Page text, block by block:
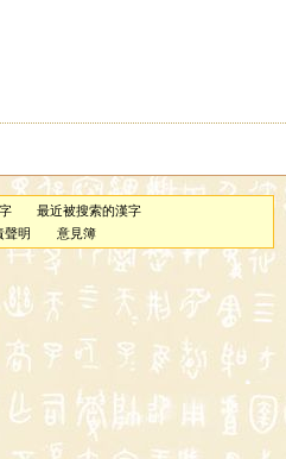
最近被搜索的漢字
聲明 意見簿